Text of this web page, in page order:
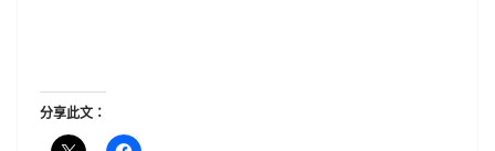
分享此文：